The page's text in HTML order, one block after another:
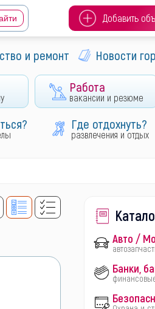
Добавить
и ремонт Новости
Работа
вакансии и резюме
Где отдохнуть?
развлечения и отдых
Авто /
Банки,